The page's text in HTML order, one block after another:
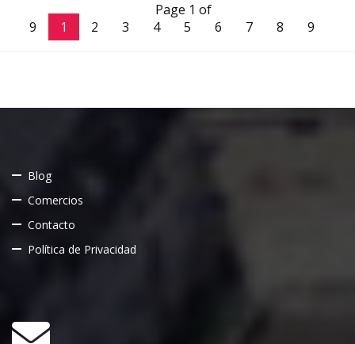
Page 1 of
9
1 2 3 4 5 6 7 8 9
Blog
Comercios
Contacto
Política de Privacidad